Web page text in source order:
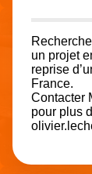
un projet
reprise
France.
Contacter
pour plus